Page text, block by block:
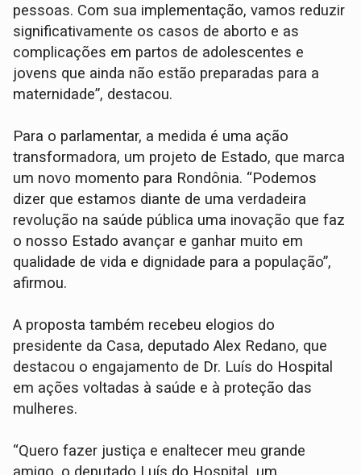
pessoas. Com sua implementação, vamos reduzir
significativamente os casos de aborto e as
complicações em partos de adolescentes e
jovens que ainda não estão preparadas para a
maternidade”, destacou.
Para o parlamentar, a medida é uma ação
transformadora, um projeto de Estado, que marca
um novo momento para Rondônia. “Podemos
dizer que estamos diante de uma verdadeira
revolução na saúde pública uma inovação que faz
o nosso Estado avançar e ganhar muito em
qualidade de vida e dignidade para a população”,
afirmou.
A proposta também recebeu elogios do
presidente da Casa, deputado Alex Redano, que
destacou o engajamento de Dr. Luís do Hospital
em ações voltadas à saúde e à proteção das
mulheres.
“Quero fazer justiça e enaltecer meu grande